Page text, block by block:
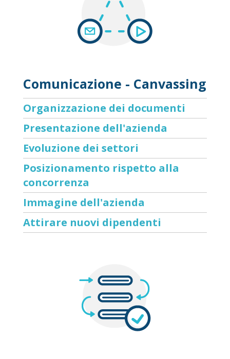
Comunicazione - Canvassing
Organizzazione dei documenti
Presentazione dell'azienda
Evoluzione dei settori
Posizionamento rispetto alla
concorrenza
Immagine dell'azienda
Attirare nuovi dipendenti